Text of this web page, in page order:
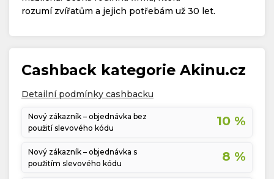
Copyright © 2019 - 2026. Všechna práva vyhrazena.
rozumí zvířatům a jejich potřebám už 30 let.
Cashback kategorie Akinu.cz
Detailní podmínky cashbacku
Nový zákazník – objednávka bez
použití slevového kódu
10 %
Nový zákazník – objednávka s
použitím slevového kódu
8 %